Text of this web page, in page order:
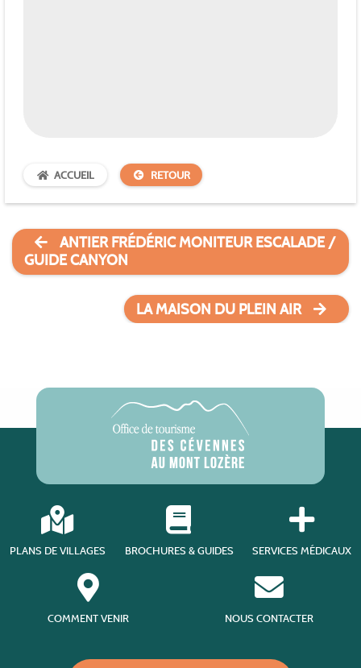
ACCUEIL RETOUR
ANTIER FRÉDÉRIC MONITEUR ESCALADE /
GUIDE CANYON
LA MAISON DU PLEIN AIR
PLANS DE VILLAGES BROCHURES & GUIDES SERVICES MÉDICAUX
COMMENT VENIR NOUS CONTACTER